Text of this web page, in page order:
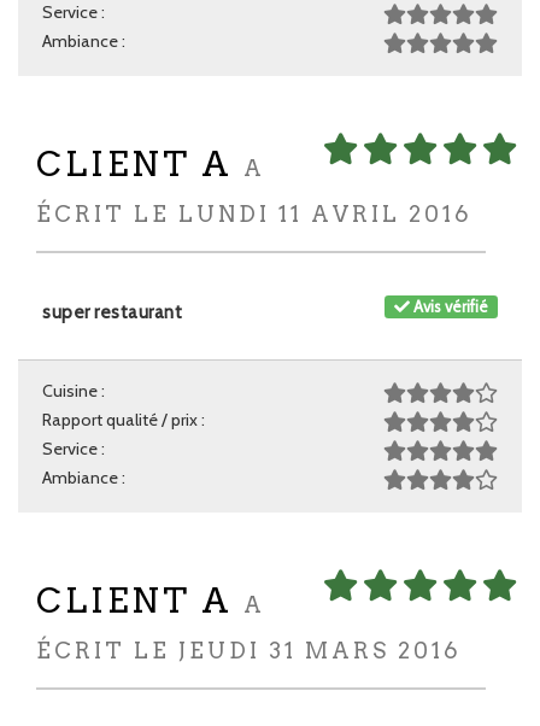
Service :
Ambiance :
CLIENT A
A
ÉCRIT LE LUNDI 11 AVRIL 2016
Avis vérifié
super restaurant
Cuisine :
Rapport qualité / prix :
Service :
Ambiance :
CLIENT A
A
ÉCRIT LE JEUDI 31 MARS 2016